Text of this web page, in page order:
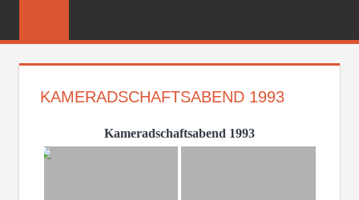
FEUERWEHR
KAMERADSCHAFTSABEND 1993
Kameradschaftsabend 1993